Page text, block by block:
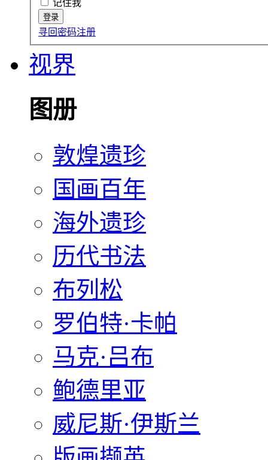
记住我
寻回密码注册
视界
图册
敦煌遗珍
国画百年
海外遗珍
历代书法
布列松
罗伯特·卡帕
马克·吕布
鲍德里亚
威尼斯·伊斯兰